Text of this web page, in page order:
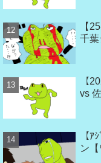
【
千葉
【
vs
【ｱ
ン【